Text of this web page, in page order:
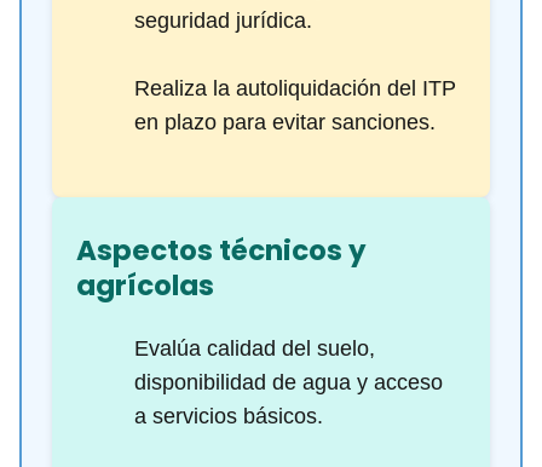
seguridad jurídica.
Realiza la autoliquidación del ITP
en plazo para evitar sanciones.
Aspectos técnicos y
agrícolas
Evalúa calidad del suelo,
disponibilidad de agua y acceso
a servicios básicos.